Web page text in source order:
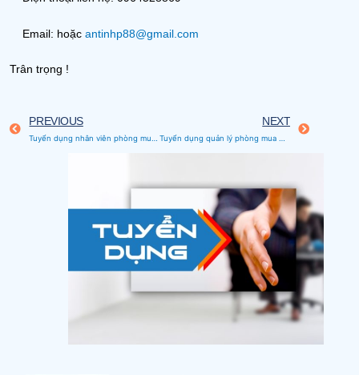
Email: hoặcantinhp88@gmail.com
Trân trọng !
PREVIOUS NEXT